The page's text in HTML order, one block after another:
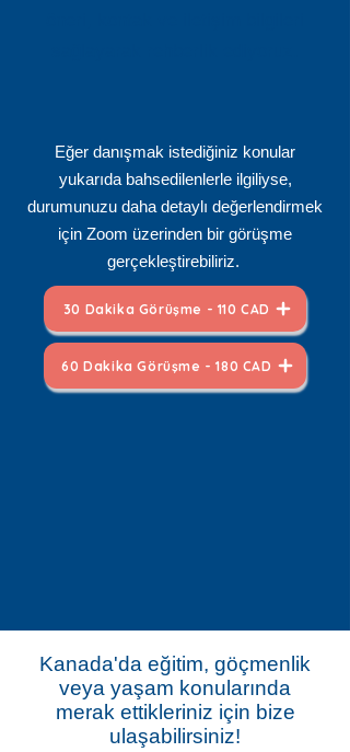
Eğer danışmak istediğiniz konular
yukarıda bahsedilenlerle ilgiliyse,
durumunuzu daha detaylı değerlendirmek
için Zoom üzerinden bir görüşme
gerçekleştirebiliriz.
30 Dakika Görüşme - 110 CAD
60 Dakika Görüşme - 180 CAD
Kanada'da eğitim, göçmenlik
veya yaşam konularında
merak ettikleriniz için bize
ulaşabilirsiniz!